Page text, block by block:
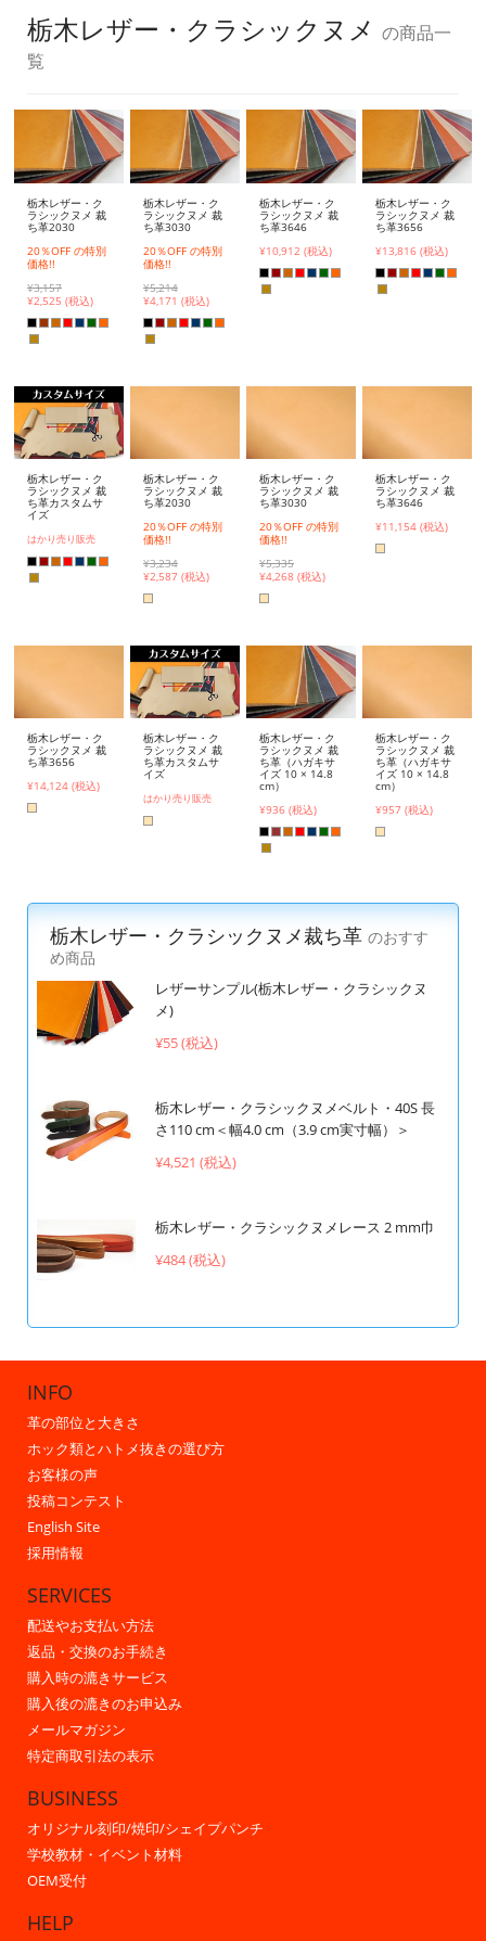
栃木レザー・クラシックヌメ の商品一
覧
栃木レザー・ク
ラシックヌメ 裁
ち革2030
20％OFF の特別
価格!!
¥3,157
¥2,525 (税込)
栃木レザー・ク
ラシックヌメ 裁
ち革3030
20％OFF の特別
価格!!
¥5,214
¥4,171 (税込)
栃木レザー・ク
ラシックヌメ 裁
ち革3646
¥10,912 (税込)
栃木レザー・ク
ラシックヌメ 裁
ち革3656
¥13,816 (税込)
栃木レザー・ク
ラシックヌメ 裁
ち革カスタムサ
イズ
はかり売り販売
栃木レザー・ク
ラシックヌメ 裁
ち革2030
20％OFF の特別
価格!!
¥3,234
¥2,587 (税込)
栃木レザー・ク
ラシックヌメ 裁
ち革3030
20％OFF の特別
価格!!
¥5,335
¥4,268 (税込)
栃木レザー・ク
ラシックヌメ 裁
ち革3646
¥11,154 (税込)
栃木レザー・ク
ラシックヌメ 裁
ち革3656
¥14,124 (税込)
栃木レザー・ク
ラシックヌメ 裁
ち革カスタムサ
イズ
はかり売り販売
栃木レザー・ク
ラシックヌメ 裁
ち革（ハガキサ
イズ 10 × 14.8
cm）
¥936 (税込)
栃木レザー・ク
ラシックヌメ 裁
ち革（ハガキサ
イズ 10 × 14.8
cm）
¥957 (税込)
栃木レザー・クラシックヌメ裁ち革 のおすす
め商品
レザーサンプル(栃木レザー・クラシックヌ
メ)
¥55 (税込)
栃木レザー・クラシックヌメベルト・40S 長
さ110 cm＜幅4.0 cm（3.9 cm実寸幅）＞
¥4,521 (税込)
栃木レザー・クラシックヌメレース 2 mm巾
¥484 (税込)
INFO
革の部位と大きさ
ホック類とハトメ抜きの選び方
お客様の声
投稿コンテスト
English Site
採用情報
SERVICES
配送やお支払い方法
返品・交換のお手続き
購入時の漉きサービス
購入後の漉きのお申込み
メールマガジン
特定商取引法の表示
BUSINESS
オリジナル刻印/焼印/シェイプパンチ
学校教材・イベント材料
OEM受付
HELP